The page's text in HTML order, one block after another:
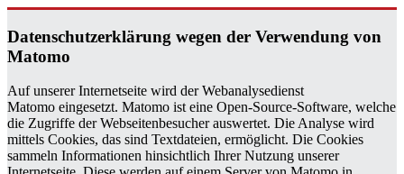
Da­ten­schutz­er­klä­rung wegen der Ver­wen­dung von
Ma­to­mo
Auf unserer Internetseite wird der Webanalysedienst
Matomo eingesetzt. Matomo ist eine Open-Source-Software, welche
die Zugriffe der Webseitenbesucher auswertet. Die Analyse wird
mittels Cookies, das sind Textdateien, ermöglicht. Die Cookies
sammeln Informationen hinsichtlich Ihrer Nutzung unserer